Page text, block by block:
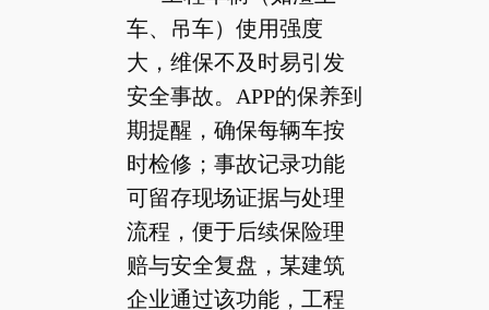
车、吊车）使用强度
大，维保不及时易引发
安全事故。APP的保养到
期提醒，确保每辆车按
时检修；事故记录功能
可留存现场证据与处理
流程，便于后续保险理
赔与安全复盘，某建筑
企业通过该功能，工程